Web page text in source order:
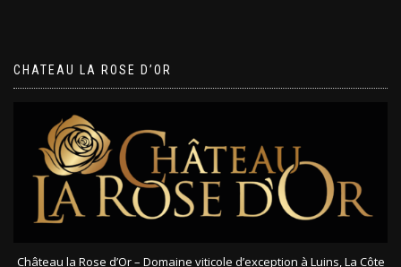
CHATEAU LA ROSE D’OR
Château la Rose d’Or – Domaine viticole d’exception à Luins, La Côte